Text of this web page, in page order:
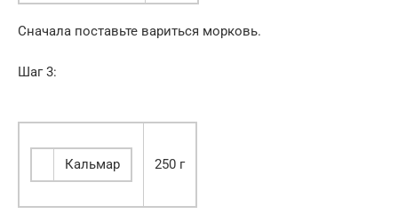
Сначала поставьте вариться морковь.
Шаг 3:
Кальмар 250 г